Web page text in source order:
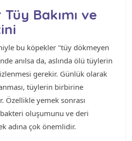
Bakımı ve
bu köpekler "tüy dökmeyen
anılsa da, aslında ölü tüylerin
gerekir. Günlük olarak
tüylerin birbirine
Özellikle yemek sonrası
oluşumunu ve deri
adına çok önemlidir.